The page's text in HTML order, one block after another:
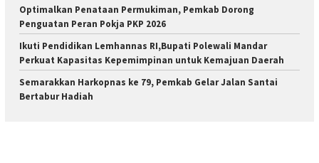
Optimalkan Penataan Permukiman, Pemkab Dorong
Penguatan Peran Pokja PKP 2026
Ikuti Pendidikan Lemhannas RI,Bupati Polewali Mandar
Perkuat Kapasitas Kepemimpinan untuk Kemajuan Daerah
Semarakkan Harkopnas ke 79, Pemkab Gelar Jalan Santai
Bertabur Hadiah